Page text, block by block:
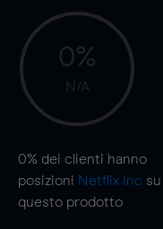
0%
N/A
0% dei clienti hanno
posizioni Netflix Inc su
questo prodotto